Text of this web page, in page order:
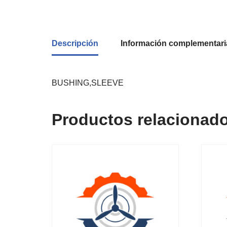
Descripción Información
BUSHING,SLEEVE
Productos